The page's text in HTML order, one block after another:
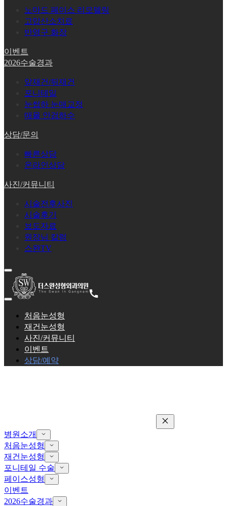
노마드 페이스 리모델링
고압산소치료
반영구 화장
이벤트
2026수술경과
앞재건/뒤재건
포니테일
눈썹하 눈매교정
매몰 안검하수
상담/문의
빠른상담
온라인상담
사진/커뮤니티
시술전후사진
시술후기
보도자료
원장님 칼럼
스완TV
처음눈성형
재건눈성형
사진/커뮤니티
이벤트
상담/예약
병원소개
처음눈성형
재건눈성형
포니테일 수술
페이스성형
이벤트
2026수술경과